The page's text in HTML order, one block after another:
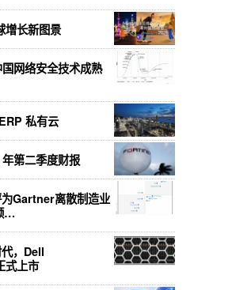
增长新图景
网络安全技术成熟
私有云
第二季度财报
Gartner离散制造业
…
，Dell
上市